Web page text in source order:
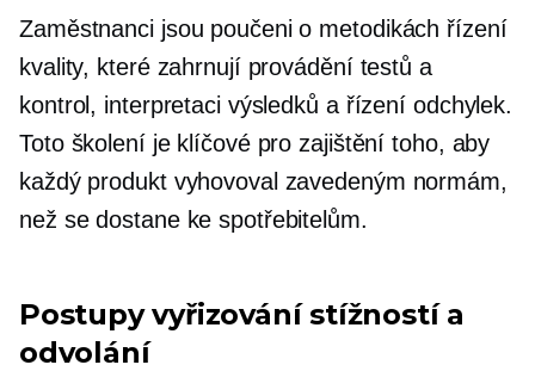
Zaměstnanci jsou poučeni o metodikách řízení
kvality, které zahrnují provádění testů a
kontrol, interpretaci výsledků a řízení odchylek.
Toto školení je klíčové pro zajištění toho, aby
každý produkt vyhovoval zavedeným normám,
než se dostane ke spotřebitelům.
Postupy vyřizování stížností a
odvolání